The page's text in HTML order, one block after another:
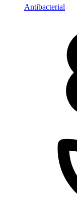
Antibacterial